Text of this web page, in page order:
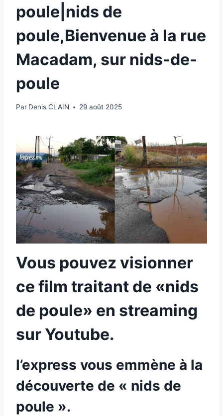
poule|nids de
poule,Bienvenue à la rue
Macadam, sur nids-de-
poule
Par Denis CLAIN 29 août 2025
Vous pouvez visionner
ce film traitant de «nids
de poule» en streaming
sur Youtube.
l’express vous emmène à la
découverte de « nids de
poule ».